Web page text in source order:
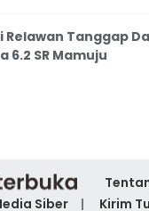
Relawan Tanggap
6.2 SR Mamuju
Siber
Kirim